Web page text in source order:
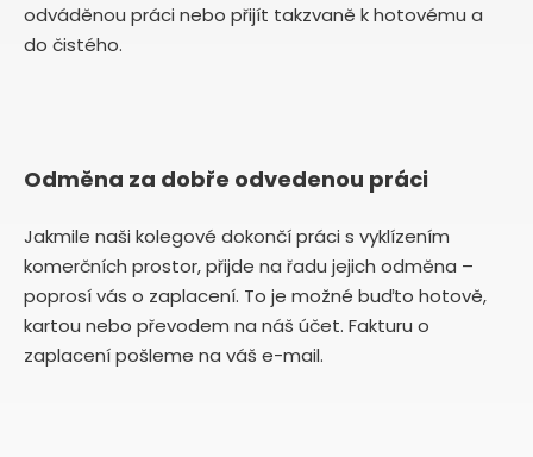
odváděnou práci nebo přijít takzvaně k hotovému a
do čistého.
Odměna za dobře odvedenou práci
Jakmile naši kolegové dokončí práci s vyklízením
komerčních prostor, přijde na řadu jejich odměna –
poprosí vás o zaplacení. To je možné buďto hotově,
kartou nebo převodem na náš účet. Fakturu o
zaplacení pošleme na váš e-mail.